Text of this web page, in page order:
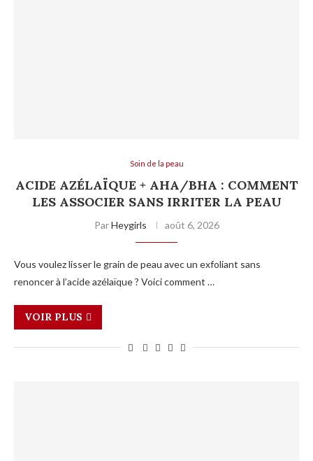
Soin de la peau
ACIDE AZÉLAÏQUE + AHA/BHA : COMMENT
LES ASSOCIER SANS IRRITER LA PEAU
ParHeygirls août 6, 2026
Vous voulez lisser le grain de peau avec un exfoliant sans
renoncer à l’acide azélaïque ? Voici comment …
VOIR PLUS